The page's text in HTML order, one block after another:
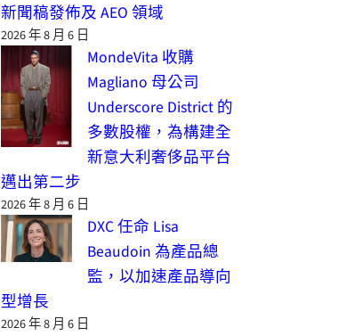
新聞稿發佈及 AEO 領域
2026 年 8 月 6 日
MondeVita 收購
Magliano 母公司
Underscore District 的
多數股權，為構建全
新意大利奢侈品平台
邁出第二步
2026 年 8 月 6 日
DXC 任命 Lisa
Beaudoin 為產品總
監，以加速產品導向
型增長
2026 年 8 月 6 日